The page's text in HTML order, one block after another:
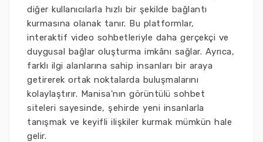
diğer kullanıcılarla hızlı bir şekilde bağlantı
kurmasına olanak tanır. Bu platformlar,
interaktif video sohbetleriyle daha gerçekçi ve
duygusal bağlar oluşturma imkânı sağlar. Ayrıca,
farklı ilgi alanlarına sahip insanları bir araya
getirerek ortak noktalarda buluşmalarını
kolaylaştırır. Manisa'nın görüntülü sohbet
siteleri sayesinde, şehirde yeni insanlarla
tanışmak ve keyifli ilişkiler kurmak mümkün hale
gelir.